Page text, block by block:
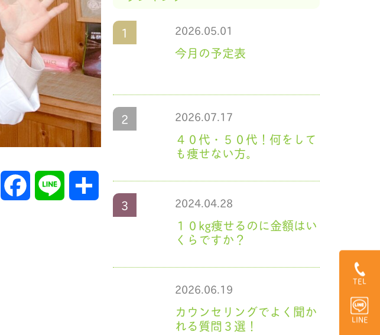
TEL
LINE
2026.05.01
今月の予定表
2026.07.17
４０代・５０代！何をして
も痩せない方。
2024.04.28
１０kg痩せるのに金額はい
くらですか？
2026.06.19
カウンセリングでよく聞か
れる質問３選！